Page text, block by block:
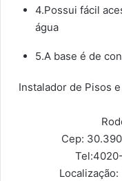
4.Possui fácil
água
5.A base é de
Instalador de Pisos
Cep:
Tel:
Localização: